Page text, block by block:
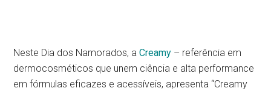
Neste Dia dos Namorados, aCreamy – referência em
dermocosméticos que unem ciência e alta performance
em fórmulas eficazes e acessíveis, apresenta “Creamy